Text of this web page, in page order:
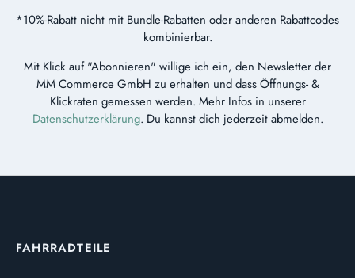
*10%-Rabatt nicht mit Bundle-Rabatten oder anderen Rabattcodes
kombinierbar.
Mit Klick auf "Abonnieren" willige ich ein, den Newsletter der
MM Commerce GmbH zu erhalten und dass Öffnungs- &
Klickraten gemessen werden. Mehr Infos in unserer
Datenschutzerklärung. Du kannst dich jederzeit abmelden.
FAHRRADTEILE